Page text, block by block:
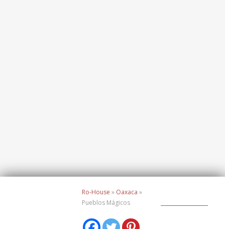
Ro-House » Oaxaca »
Pueblos Mágicos